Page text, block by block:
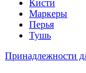
Кисти
Маркеры
Перья
Тушь
Принадлежности